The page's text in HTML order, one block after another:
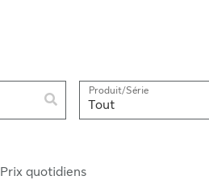
Produit/Série
Tout
Prix quotidiens